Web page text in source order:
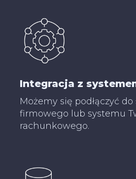
Integracja z
Możemy się podłączyć
firmowego lub systemu
rachunkowego.